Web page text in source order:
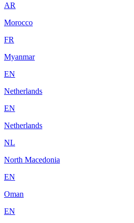
AR
Morocco
FR
Myanmar
EN
Netherlands
EN
Netherlands
NL
North Macedonia
EN
Oman
EN